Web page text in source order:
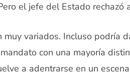
el jefe del Estado rechazó
muy variados. Incluso podría
con una mayoría
a adentrarse en un